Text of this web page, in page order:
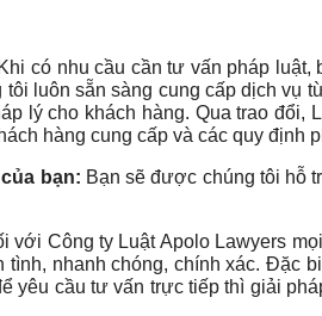
có nhu cầu cần tư vấn pháp luật,
luôn sẵn sàng cung cấp dịch vụ
lý cho khách hàng. Qua trao đổi,
hàng cung cấp và các quy định
bạn: Bạn sẽ được chúng tôi hỗ
với Công ty Luật Apolo Lawyers
nhanh chóng, chính xác. Đặc
yêu cầu tư vấn trực tiếp thì giải